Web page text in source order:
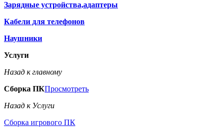
Зарядные устройства,адаптеры
Кабели для телефонов
Наушники
Услуги
Назад к главному
Сборка ПКПросмотреть
Назад к Услуги
Сборка игрового ПК